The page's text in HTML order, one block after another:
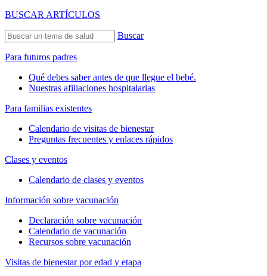
BUSCAR ARTÍCULOS
Buscar
Para futuros padres
Qué debes saber antes de que llegue el bebé.
Nuestras afiliaciones hospitalarias
Para familias existentes
Calendario de visitas de bienestar
Preguntas frecuentes y enlaces rápidos
Clases y eventos
Calendario de clases y eventos
Información sobre vacunación
Declaración sobre vacunación
Calendario de vacunación
Recursos sobre vacunación
Visitas de bienestar por edad y etapa